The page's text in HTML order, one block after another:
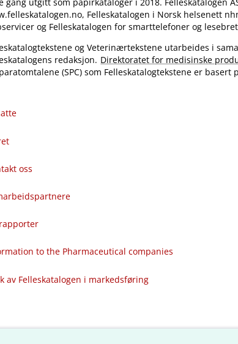
Felleskatalogen i Norsk helsenett
og Felleskatalogen for smarttelefoner og
og Veterinærtekstene utarbeides i
redaksjon. Direktoratet for medisinske
(SPC) som Felleskatalogtekstene er basert
oss
to the Pharmaceutical companies
av Felleskatalogen i markedsføring